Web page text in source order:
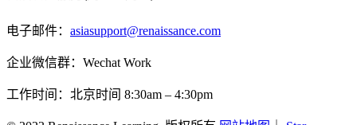
电子邮件： asiasupport@renaissance.com
企业微信群：Wechat Work
工作时间：北京时间 8:30am – 4:30pm